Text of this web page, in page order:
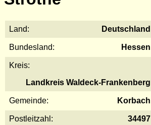
Land: Deutschland
Bundesland: Hessen
Kreis:
Landkreis Waldeck-Frankenberg
Gemeinde: Korbach
Postleitzahl: 34497